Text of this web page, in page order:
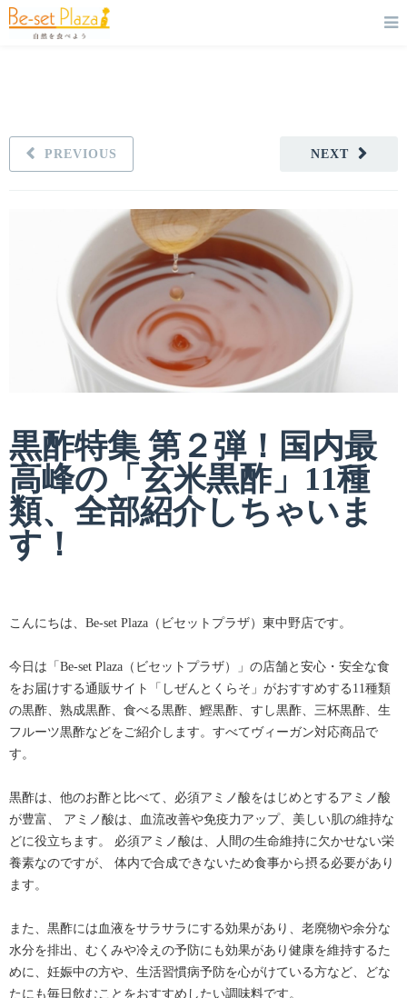
NEXT
PREVIOUS
黒酢特集 第２弾！国内最
高峰の「玄米黒酢」11種
類、全部紹介しちゃいま
す！
こんにちは、Be-set Plaza（ビセットプラザ）東中野店です。
今日は「Be-set Plaza（ビセットプラザ）」の店舗と安心・安全な食
をお届けする通販サイト「しぜんとくらそ」がおすすめする11種類
の黒酢、熟成黒酢、食べる黒酢、鰹黒酢、すし黒酢、三杯黒酢、生
フルーツ黒酢などをご紹介します。すべてヴィーガン対応商品で
す。
黒酢は、他のお酢と比べて、必須アミノ酸をはじめとするアミノ酸
が豊富、 アミノ酸は、血流改善や免疫力アップ、美しい肌の維持な
どに役立ちます。 必須アミノ酸は、人間の生命維持に欠かせない栄
養素なのですが、 体内で合成できないため食事から摂る必要があり
ます。
また、黒酢には血液をサラサラにする効果があり、老廃物や余分な
水分を排出、むくみや冷えの予防にも効果があり健康を維持するた
めに、妊娠中の方や、生活習慣病予防を心がけている方など、どな
たにも毎日飲むことをおすすめしたい調味料です。